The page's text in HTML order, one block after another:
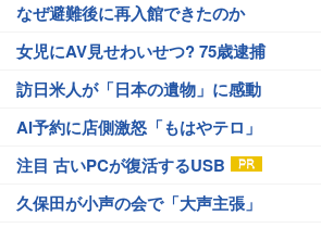
なぜ避難後に再入館できたのか
女児にAV見せわいせつ? 75歳逮捕
訪日米人が「日本の遺物」に感動
AI予約に店側激怒「もはやテロ」
注目 古いPCが復活するUSB
久保田が小声の会で「大声主張」